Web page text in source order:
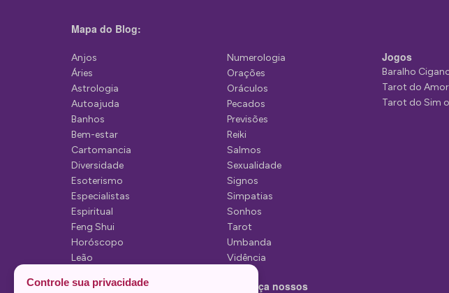
o
d
e
P
o
s
t
Mapa do Blog:
Anjos
Áries
Astrologia
Autoajuda
Banhos
Bem-estar
Cartomancia
Diversidade
Esoterismo
Especialistas
Espiritual
Feng Shui
Horóscopo
Leão
Mediunidade
Numerologia
Orações
Oráculos
Pecados
Previsões
Reiki
Salmos
Sexualidade
Signos
Simpatias
Sonhos
Tarot
Umbanda
Vidência
Conheça nossos
Jogos
Baralho
Tarot do Amor
Tarot do Sim
Controle sua privacidade